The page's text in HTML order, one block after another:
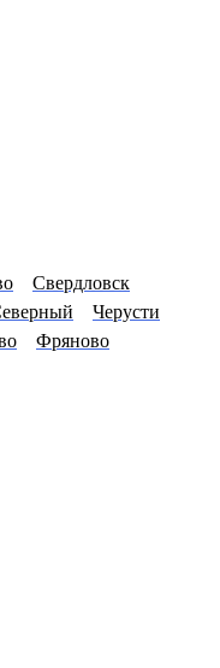
Свердловск
Черусти
Фряново